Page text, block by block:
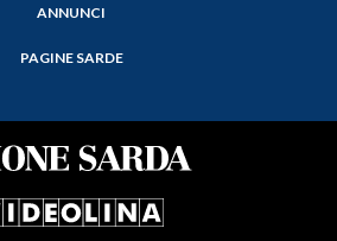
ANNUNCI
PAGINE SARDE